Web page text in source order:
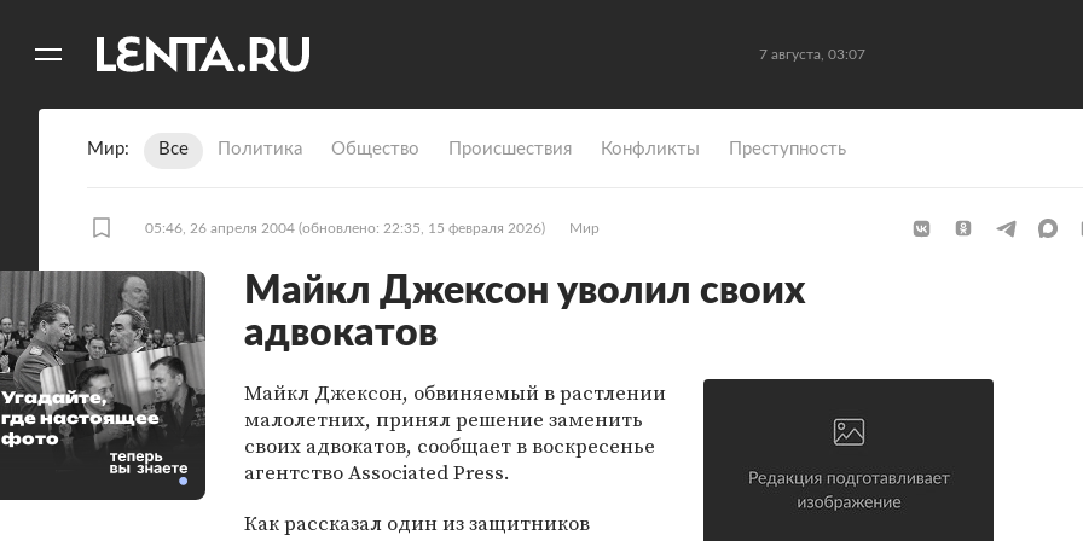
7 августа, 03:07
Мир Все Политика Общество Происшествия Конфликты Преступность
05:46, 26 апреля 2004 (обновлено: 22:35, 15 февраля 2026) Мир
Майкл Джексон уволил своих
адвокатов
Майкл Джексон, обвиняемый в растлении
малолетних, принял решение заменить
своих адвокатов, сообщает в воскресенье
агентство Associated Press.
Как рассказал один из защитников
Угадайте,
где настоящее
фото